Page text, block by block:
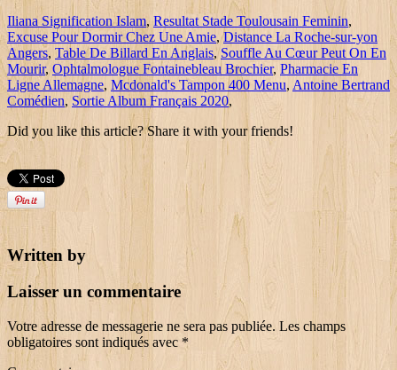
Iliana Signification Islam, Resultat Stade Toulousain Feminin,
Excuse Pour Dormir Chez Une Amie,Distance La Roche-sur-yon
Angers, Table De Billard En Anglais,Souffle Au Cœur Peut On En
Mourir, Ophtalmologue Fontainebleau Brochier, Pharmacie En
Ligne Allemagne, Mcdonald's Tampon 400 Menu, Antoine Bertrand
Comédien, Sortie Album Français 2020,
Did you like this article? Share it with your friends!
Written by
Laisser un commentaire
Votre adresse de messagerie ne sera pas publiée. Les champs
obligatoires sont indiqués avec *